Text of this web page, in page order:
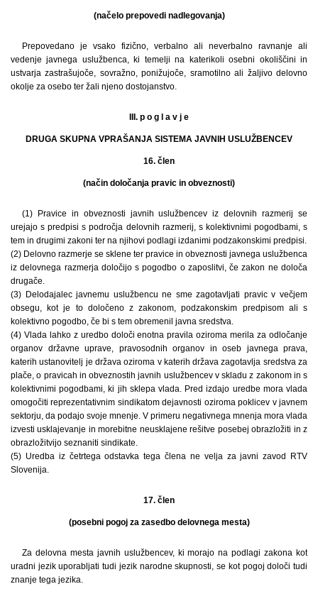
(načelo prepovedi nadlegovanja)
Prepovedano je vsako fizično, verbalno ali neverbalno ravnanje ali
vedenje javnega uslužbenca, ki temelji na katerikoli osebni okoliščini in
ustvarja zastrašujoče, sovražno, ponižujoče, sramotilno ali žaljivo delovno
okolje za osebo ter žali njeno dostojanstvo.
III. p o g l a v j e
DRUGA SKUPNA VPRAŠANJA SISTEMA JAVNIH USLUŽBENCEV
16. člen
(način določanja pravic in obveznosti)
(1) Pravice in obveznosti javnih uslužbencev iz delovnih razmerij se
urejajo s predpisi s področja delovnih razmerij, s kolektivnimi pogodbami, s
tem in drugimi zakoni ter na njihovi podlagi izdanimi podzakonskimi predpisi.
(2) Delovno razmerje se sklene ter pravice in obveznosti javnega uslužbenca
iz delovnega razmerja določijo s pogodbo o zaposlitvi, če zakon ne določa
drugače.
(3) Delodajalec javnemu uslužbencu ne sme zagotavljati pravic v večjem
obsegu, kot je to določeno z zakonom, podzakonskim predpisom ali s
kolektivno pogodbo, če bi s tem obremenil javna sredstva.
(4) Vlada lahko z uredbo določi enotna pravila oziroma merila za odločanje
organov državne uprave, pravosodnih organov in oseb javnega prava,
katerih ustanovitelj je država oziroma v katerih država zagotavlja sredstva za
plače, o pravicah in obveznostih javnih uslužbencev v skladu z zakonom in s
kolektivnimi pogodbami, ki jih sklepa vlada. Pred izdajo uredbe mora vlada
omogočiti reprezentativnim sindikatom dejavnosti oziroma poklicev v javnem
sektorju, da podajo svoje mnenje. V primeru negativnega mnenja mora vlada
izvesti usklajevanje in morebitne neusklajene rešitve posebej obrazložiti in z
obrazložitvijo seznaniti sindikate.
(5) Uredba iz četrtega odstavka tega člena ne velja za javni zavod RTV
Slovenija.
17. člen
(posebni pogoj za zasedbo delovnega mesta)
Za delovna mesta javnih uslužbencev, ki morajo na podlagi zakona kot
uradni jezik uporabljati tudi jezik narodne skupnosti, se kot pogoj določi tudi
znanje tega jezika.